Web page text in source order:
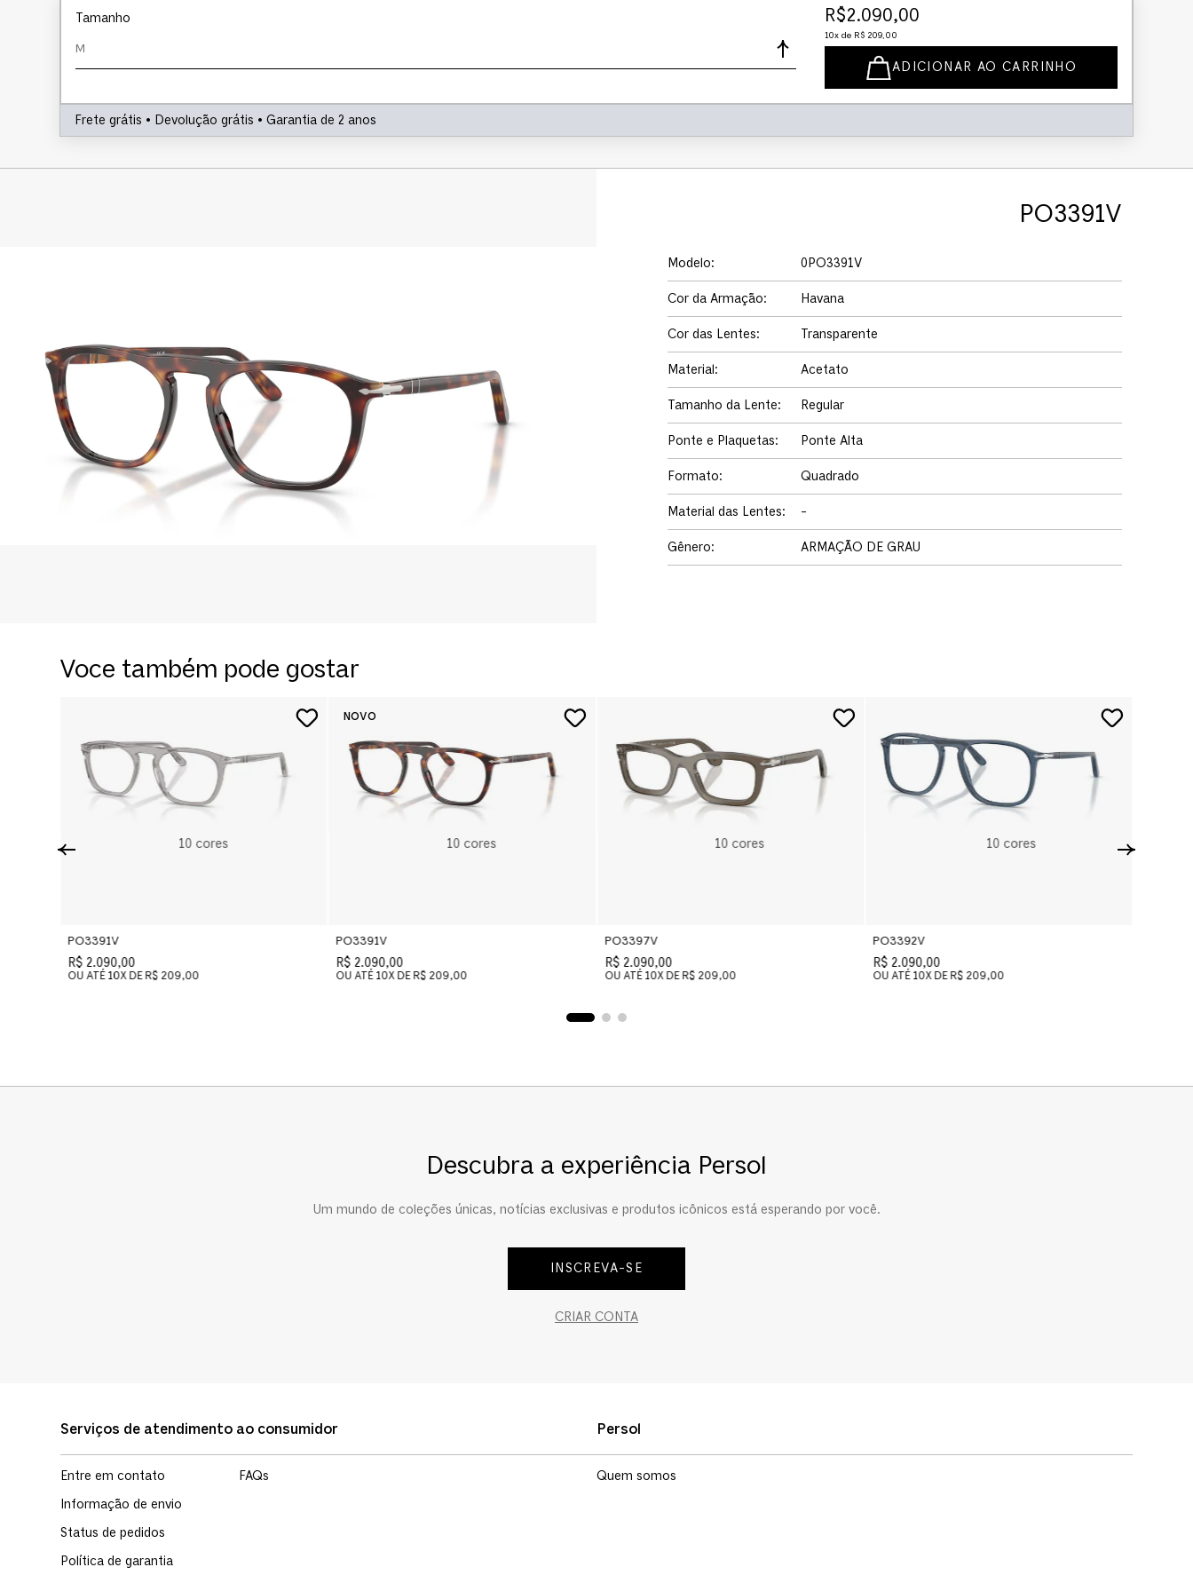
Tamanho
M
R$2.090,00
10x de R$ 209,00
ADICIONAR AO CARRINHO
Frete grátis • Devolução grátis • Garantia de 2 anos
PO3391V
Modelo: 0PO3391V
Cor da Armação: Havana
Cor das Lentes: Transparente
Material: Acetato
Tamanho da Lente: Regular
Ponte e Plaquetas: Ponte Alta
Formato: Quadrado
Material das Lentes: -
Gênero: ARMAÇÃO DE GRAU
Voce também pode gostar
10cores
PO3391V
R$ 2.090,00
OU ATÉ 10X DE R$ 209,00
10 cores
PO3391V
R$ 2.090,00
OU ATÉ 10X DE R$ 209,00
10 cores
PO3397V
R$ 2.090,00
OU ATÉ 10X DE R$ 209,00
10 cores
PO3392V
R$ 2.090,00
OU ATÉ 10X DE R$ 209,00
Descubra a experiência Persol
Um mundo de coleções únicas, notícias exclusivas e produtos icônicos está esperando por você.
INSCREVA-SE
CRIAR CONTA
Serviços de atendimento ao consumidor
Entre em contato
Informação de envio
Status de pedidos
Política de garantia
FAQs
Persol
Quem somos